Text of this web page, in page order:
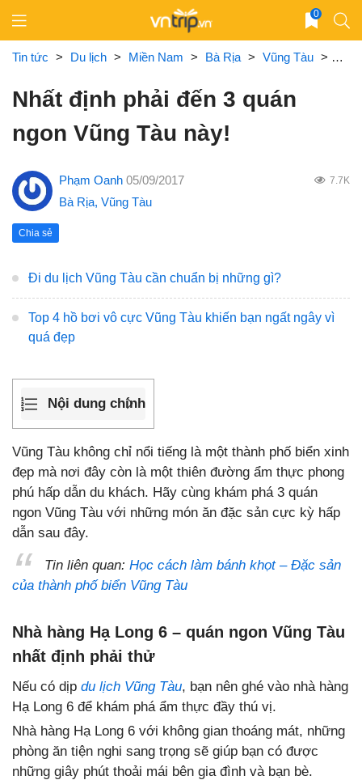
content
0
Tin tức > Du lịch > Miền Nam > Bà Rịa > Vũng Tàu >
Nhất định phải đến 3 quán
ngon Vũng Tàu này!
Phạm Oanh 05/09/2017 7.7K
Bà Rịa, Vũng Tàu
Chia sẻ
Đi du lịch Vũng Tàu cần chuẩn bị những gì?
Top 4 hồ bơi vô cực Vũng Tàu khiến bạn ngất ngây vì
quá đẹp
Nội dung chính
Vũng Tàu không chỉ nổi tiếng là một thành phố biển xinh
đẹp mà nơi đây còn là một thiên đường ẩm thực phong
phú hấp dẫn du khách. Hãy cùng khám phá 3 quán
ngon Vũng Tàu với những món ăn đặc sản cực kỳ hấp
dẫn sau đây.
Tin liên quan: Học cách làm bánh khọt – Đặc sản
của thành phố biển Vũng Tàu
Nhà hàng Hạ Long 6 – quán ngon Vũng Tàu
nhất định phải thử
Nếu có dịp du lịch Vũng Tàu, bạn nên ghé vào nhà hàng
Hạ Long 6 để khám phá ẩm thực đầy thú vị.
Nhà hàng Hạ Long 6 với không gian thoáng mát, những
phòng ăn tiện nghi sang trọng sẽ giúp bạn có được
những giây phút thoải mái bên gia đình và bạn bè.